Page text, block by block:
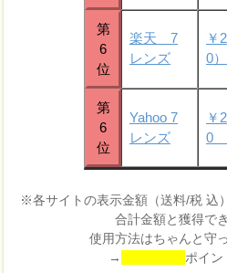
第
6
位
楽天 7
レンズ
￥
0）
第
6
位
Yahoo 7
レンズ
￥
0
※各サイトの表示金額（送料/税
合計金額と獲得で
使用方法はちゃんと守
→
ポイン